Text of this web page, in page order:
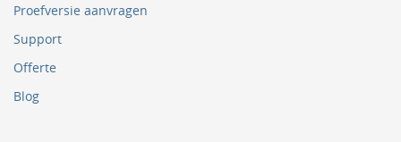
Proefversie aanvragen
Support
Offerte
Blog